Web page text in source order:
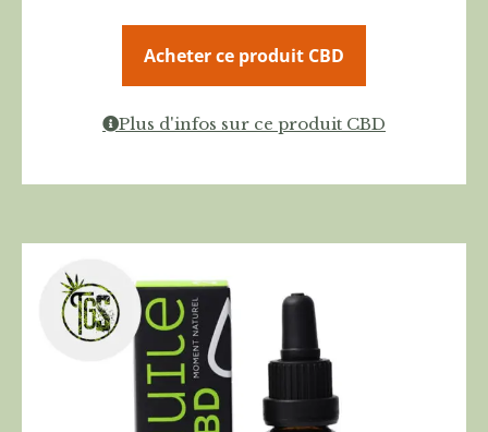
Acheter ce produit CBD
Plus d'infos sur ce produit CBD